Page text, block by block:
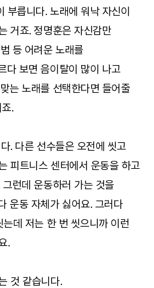
부릅니다. 노래에 워낙 자신이
거죠. 정명훈은 자신감만
등 어려운 노래를
다 보면 음이탈이 많이 나고
는 노래를 선택한다면 들어줄
.
. 다른 선수들은 오전에 씻고
피트니스 센터에서 운동을 하고
런데 운동하러 가는 것을
운동 자체가 싫어요. 그러다
데 저는 한 번 씻으니까 이런
.
것 같습니다.